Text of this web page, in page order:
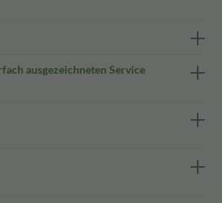
ausgezeichneten Service